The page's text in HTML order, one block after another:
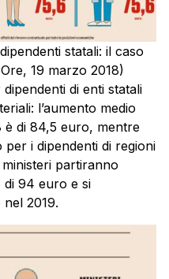
statali: il caso
19 marzo 2018)
di enti statali
l’aumento medio
di 84,5 euro, mentre
i dipendenti di regioni
partiranno
di 94 euro e si
2019.